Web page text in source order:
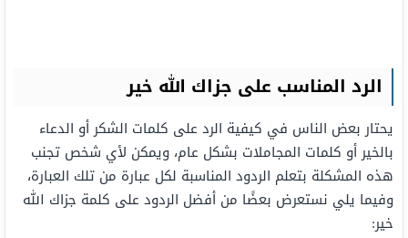
الرد المناسب على جزاك الله خير
يحتار بعض الناس في كيفية الرد على كلمات الشكر أو الدعاء
بالخير أو كلمات المجاملات بشكل عام، ويمكن لأي شخص تجنب
هذه المشكلة بتعلم الردود المناسبة لكل عبارة من تلك العبارة،
وفيما يلي نستعرض بعضًا من أفضل الردود على كلمة جزاك الله
خير: